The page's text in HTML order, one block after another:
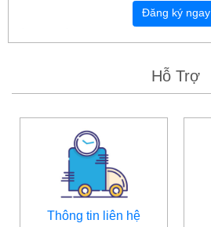
Đăng ký ngay
Hỗ Trợ
Thông tin liên hệ